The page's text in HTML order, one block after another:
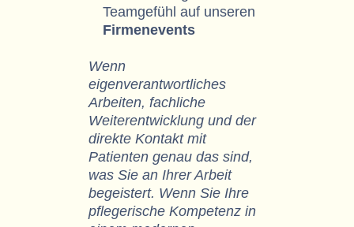
Teamgefühl auf unseren
Firmenevents
Wenn
eigenverantwortliches
Arbeiten, fachliche
Weiterentwicklung und der
direkte Kontakt mit
Patienten genau das sind,
was Sie an Ihrer Arbeit
begeistert. Wenn Sie Ihre
pflegerische Kompetenz in